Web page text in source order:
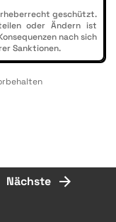
geschützt.
oder Ändern ist
nach sich
Sanktionen.
Nächste